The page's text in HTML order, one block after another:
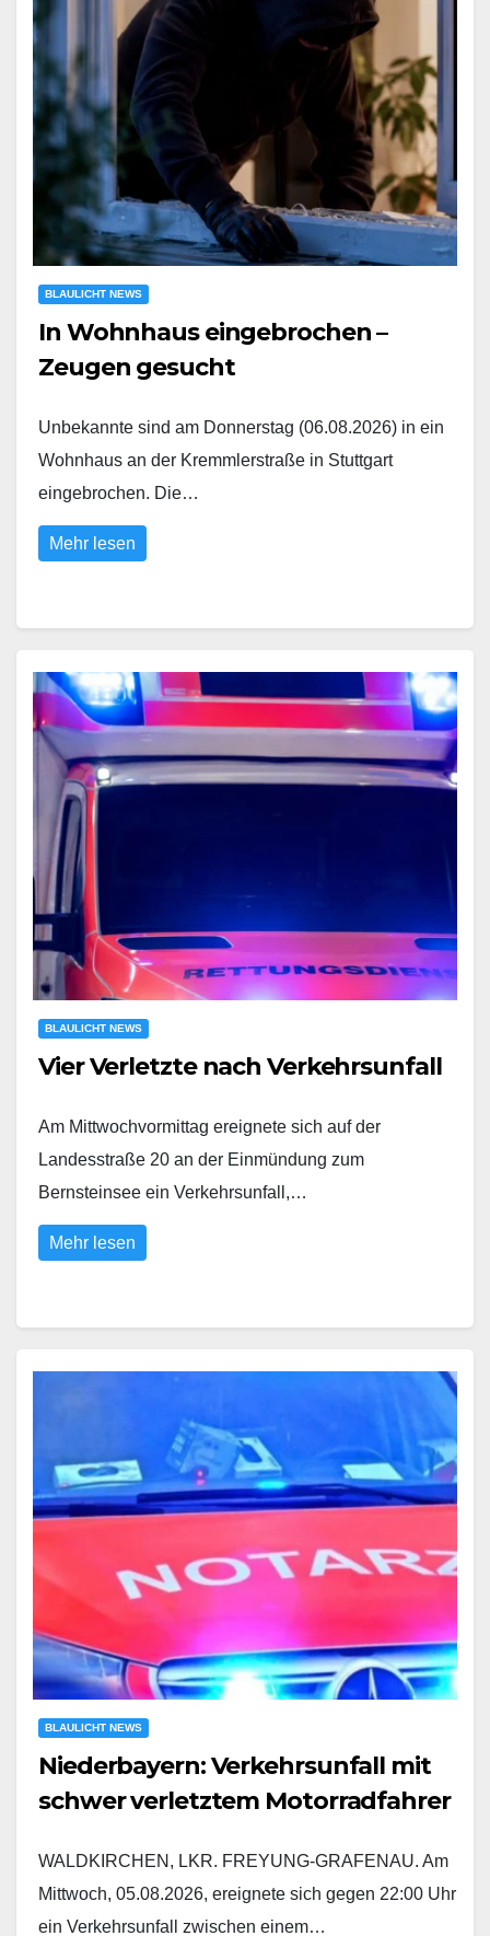
BLAULICHT NEWS
In Wohnhaus eingebrochen –
Zeugen gesucht
Unbekannte sind am Donnerstag (06.08.2026) in ein
Wohnhaus an der Kremmlerstraße in Stuttgart
eingebrochen. Die…
Mehr lesen
BLAULICHT NEWS
Vier Verletzte nach Verkehrsunfall
Am Mittwochvormittag ereignete sich auf der
Landesstraße 20 an der Einmündung zum
Bernsteinsee ein Verkehrsunfall,…
Mehr lesen
BLAULICHT NEWS
Niederbayern: Verkehrsunfall mit
schwer verletztem Motorradfahrer
WALDKIRCHEN, LKR. FREYUNG-GRAFENAU. Am
Mittwoch, 05.08.2026, ereignete sich gegen 22:00 Uhr
ein Verkehrsunfall zwischen einem…